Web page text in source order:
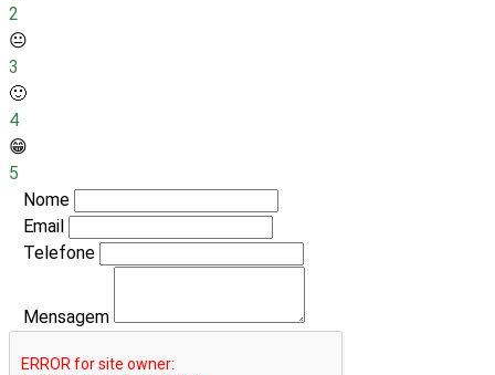
2
😐
3
🙂
4
😁
5
Nome
Email
Telefone
Mensagem